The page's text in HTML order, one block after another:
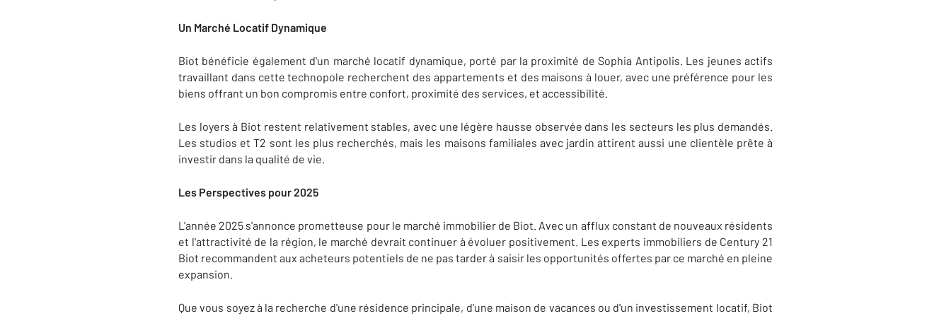
Un Marché Locatif Dynamique
Biot bénéficie également d'un marché locatif dynamique, porté par la proximité de Sophia Antipolis. Les jeunes actifs
travaillant dans cette technopole recherchent des appartements et des maisons à louer, avec une préférence pour les
biens offrant un bon compromis entre confort, proximité des services, et accessibilité.
Les loyers à Biot restent relativement stables, avec une légère hausse observée dans les secteurs les plus demandés.
Les studios et T2 sont les plus recherchés, mais les maisons familiales avec jardin attirent aussi une clientèle prête à
investir dans la qualité de vie.
Les Perspectives pour 2025
L'année 2025 s'annonce prometteuse pour le marché immobilier de Biot. Avec un afflux constant de nouveaux résidents
et l'attractivité de la région, le marché devrait continuer à évoluer positivement. Les experts immobiliers de Century 21
Biot recommandent aux acheteurs potentiels de ne pas tarder à saisir les opportunités offertes par ce marché en pleine
expansion.
Que vous soyez à la recherche d'une résidence principale, d'une maison de vacances ou d'un investissement locatif, Biot